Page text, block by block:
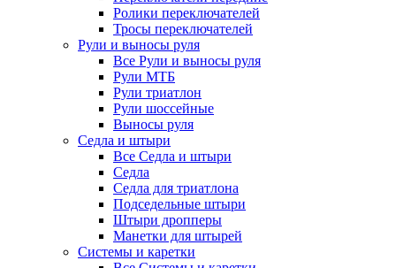
Ролики переключателей
Тросы переключателей
Рули и выносы руля
Все Рули и выносы руля
Рули МТБ
Рули триатлон
Рули шоссейные
Выносы руля
Седла и штыри
Все Седла и штыри
Седла
Седла для триатлона
Подседельные штыри
Штыри дропперы
Манетки для штырей
Системы и каретки